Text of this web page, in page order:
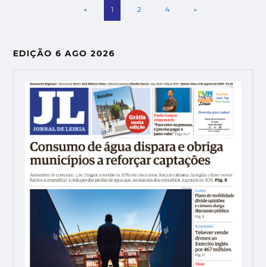
« 1 2 4 »
EDIÇÃO 6 AGO 2026